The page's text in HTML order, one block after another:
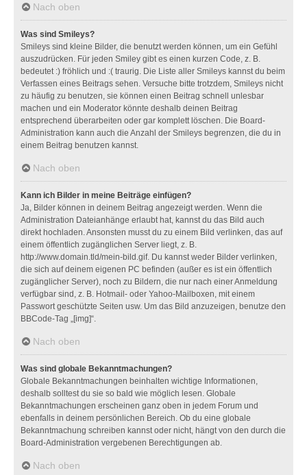
Nach oben
Was sind Smileys?
Smileys sind kleine Bilder, die benutzt werden können, um ein Gefühl
auszudrücken. Für jeden Smiley gibt es einen kurzen Code, z. B.
bedeutet :) fröhlich und :( traurig. Die Liste aller Smileys kannst du beim
Verfassen eines Beitrags sehen. Versuche bitte trotzdem, Smileys nicht
zu häufig zu benutzen, sie können einen Beitrag schnell unlesbar
machen und ein Moderator könnte deshalb deinen Beitrag
entsprechend überarbeiten oder gar komplett löschen. Die Board-
Administration kann auch die Anzahl der Smileys begrenzen, die du in
einem Beitrag benutzen kannst.
Nach oben
Kann ich Bilder in meine Beiträge einfügen?
Ja, Bilder können in deinem Beitrag angezeigt werden. Wenn die
Administration Dateianhänge erlaubt hat, kannst du das Bild auch
direkt hochladen. Ansonsten musst du zu einem Bild verlinken, das auf
einem öffentlich zugänglichen Server liegt, z. B.
http://www.domain.tld/mein-bild.gif. Du kannst weder Bilder verlinken,
die sich auf deinem eigenen PC befinden (außer es ist ein öffentlich
zugänglicher Server), noch zu Bildern, die nur nach einer Anmeldung
verfügbar sind, z. B. Hotmail- oder Yahoo-Mailboxen, mit einem
Passwort geschützte Seiten usw. Um das Bild anzuzeigen, benutze den
BBCode-Tag „[img]“.
Nach oben
Was sind globale Bekanntmachungen?
Globale Bekanntmachungen beinhalten wichtige Informationen,
deshalb solltest du sie so bald wie möglich lesen. Globale
Bekanntmachungen erscheinen ganz oben in jedem Forum und
ebenfalls in deinem persönlichen Bereich. Ob du eine globale
Bekanntmachung schreiben kannst oder nicht, hängt von den durch die
Board-Administration vergebenen Berechtigungen ab.
Nach oben